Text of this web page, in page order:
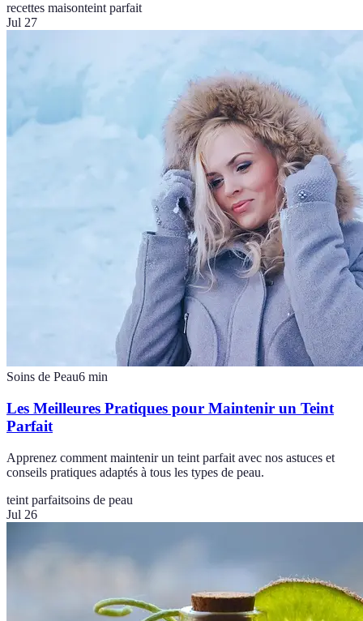
recettes maisonteint parfait
Jul 27
Soins de Peau6 min
Les Meilleures Pratiques pour Maintenir un Teint
Parfait
Apprenez comment maintenir un teint parfait avec nos astuces et
conseils pratiques adaptés à tous les types de peau.
teint parfaitsoins de peau
Jul 26